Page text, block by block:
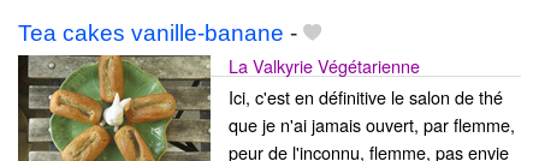
Tea cakes vanille-banane -
La Valkyrie Végétarienne
Ici, c'est en définitive le salon de thé
que je n'ai jamais ouvert, par flemme,
peur de l'inconnu, flemme, pas envie